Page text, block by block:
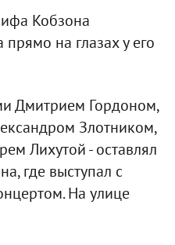
Кобзона
на глазах у его
Дмитрием Гордоном,
Злотником,
Лихутой - оставлял
где выступал с
На улице